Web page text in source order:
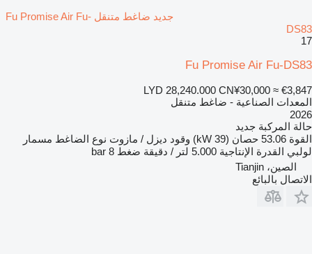
جديد ضاغط متنقل Fu Promise Air Fu-
DS83
17
Fu Promise Air Fu-DS83
LYD 28,240.000 CN¥30,000 ≈ €3,847
المعدات الصناعية - ضاغط متنقل
2026
حالة المركبة جديد
القوة 53.06 حصان (39 kW) وقود ديزل / مازوت نوع الضاغط مسمار
لولبي القدرة الإنتاجية 5.000 لتر / دقيقة ضغط 8 bar
الصين، Tianjin
الاتصال بالبائع